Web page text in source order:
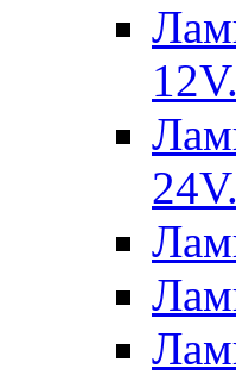
12V.
24V.